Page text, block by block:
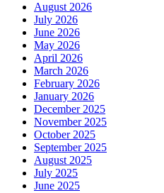
August 2026
July 2026
June 2026
May 2026
April 2026
March 2026
February 2026
January 2026
December 2025
November 2025
October 2025
September 2025
August 2025
July 2025
June 2025